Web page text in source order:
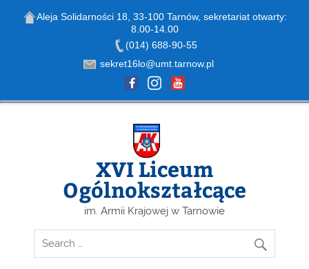
Aleja Solidarności 18, 33-100 Tarnów, sekretariat otwarty:
8.00-14.00
(014) 688-90-55
sekret16lo@umt.tarnow.pl
Skip
XVI Liceum
Ogólnokształcące
im. Armii Krajowej w Tarnowie